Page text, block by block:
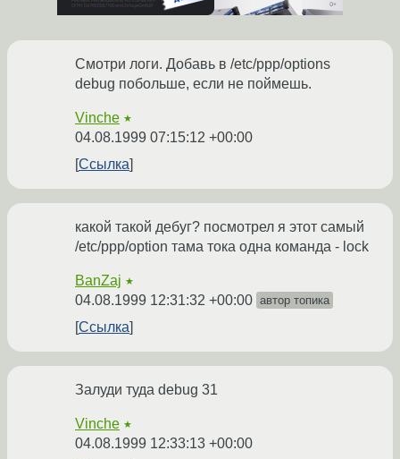
Смотри логи. Добавь в /etc/ppp/options
debug побольше, если не поймешь.
Vinche ★
04.08.1999 07:15:12 +00:00
Ссылка
какой такой дебуг? посмотрел я этот самый
/etc/ppp/option тама тока одна команда - lock
BanZaj ★
04.08.1999 12:31:32 +00:00 автор топика
Ссылка
Залуди туда debug 31
Vinche ★
04.08.1999 12:33:13 +00:00